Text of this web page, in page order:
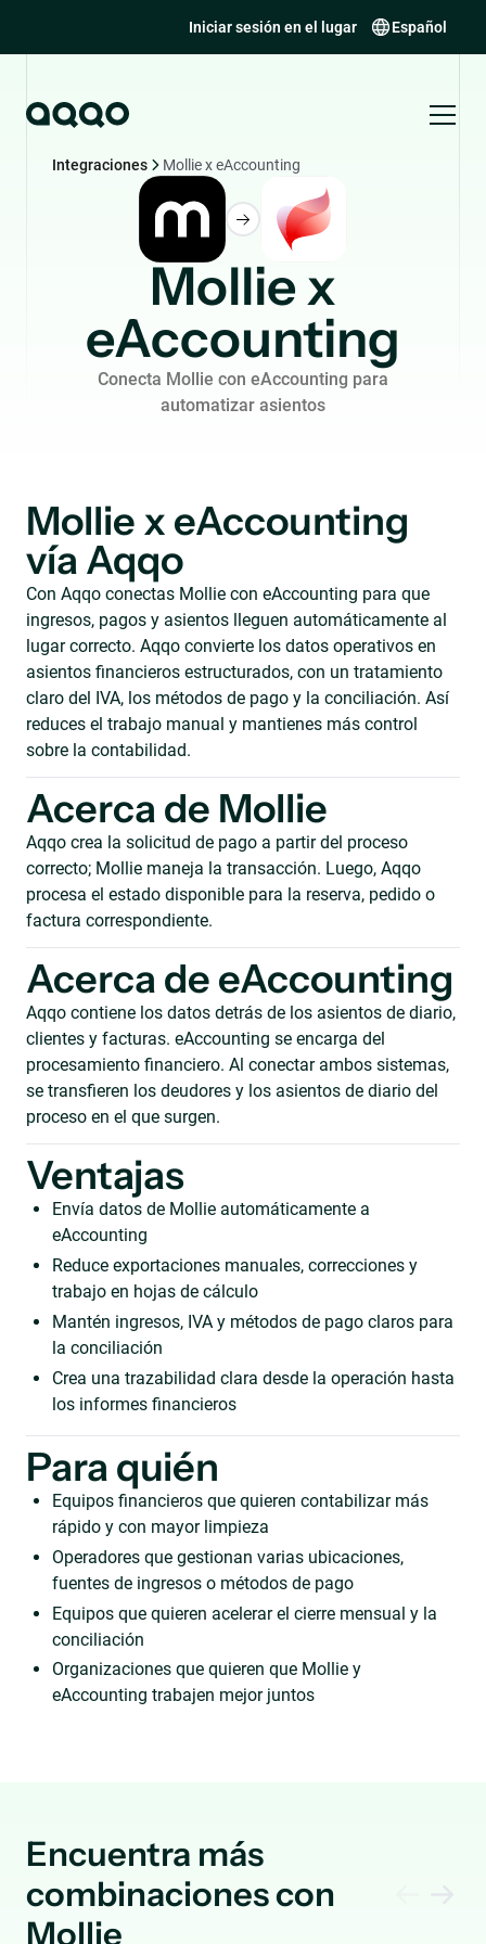
Iniciar sesión en el lugar Español
Integraciones Mollie x eAccounting
Mollie x
eAccounting
Conecta Mollie con eAccounting para
automatizar asientos
Mollie x eAccounting
vía Aqqo
Con Aqqo conectas Mollie con eAccounting para que
ingresos, pagos y asientos lleguen automáticamente al
lugar correcto. Aqqo convierte los datos operativos en
asientos financieros estructurados, con un tratamiento
claro del IVA, los métodos de pago y la conciliación. Así
reduces el trabajo manual y mantienes más control
sobre la contabilidad.
Acerca de Mollie
Aqqo crea la solicitud de pago a partir del proceso
correcto; Mollie maneja la transacción. Luego, Aqqo
procesa el estado disponible para la reserva, pedido o
factura correspondiente.
Acerca de eAccounting
Aqqo contiene los datos detrás de los asientos de diario,
clientes y facturas. eAccounting se encarga del
procesamiento financiero. Al conectar ambos sistemas,
se transfieren los deudores y los asientos de diario del
proceso en el que surgen.
Ventajas
Envía datos de Mollie automáticamente a
eAccounting
Reduce exportaciones manuales, correcciones y
trabajo en hojas de cálculo
Mantén ingresos, IVA y métodos de pago claros para
la conciliación
Crea una trazabilidad clara desde la operación hasta
los informes financieros
Para quién
Equipos financieros que quieren contabilizar más
rápido y con mayor limpieza
Operadores que gestionan varias ubicaciones,
fuentes de ingresos o métodos de pago
Equipos que quieren acelerar el cierre mensual y la
conciliación
Organizaciones que quieren que Mollie y
eAccounting trabajen mejor juntos
Encuentra más
combinaciones con